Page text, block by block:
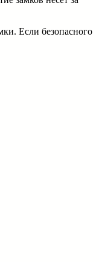
Если безопасного